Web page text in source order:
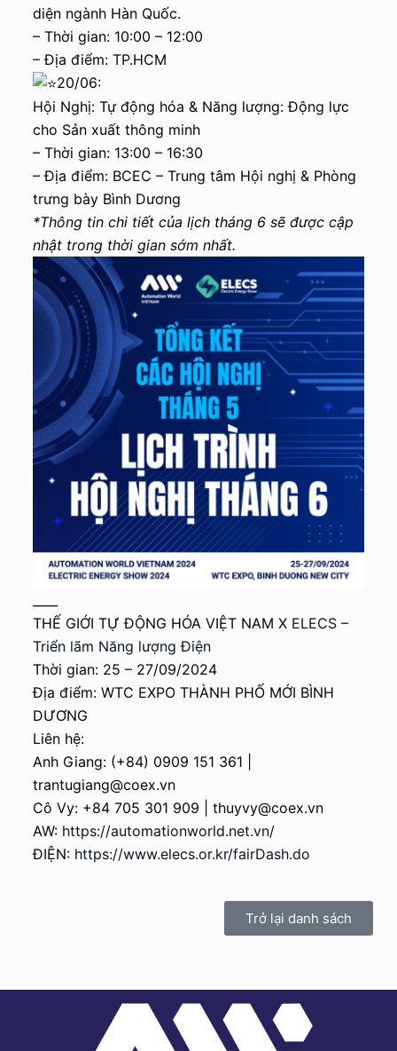
diện ngành Hàn Quốc.
– Thời gian: 10:00 – 12:00
– Địa điểm: TP.HCM
20/06:
Hội Nghị: Tự động hóa & Năng lượng: Động lực
cho Sản xuất thông minh
– Thời gian: 13:00 – 16:30
– Địa điểm: BCEC – Trung tâm Hội nghị & Phòng
trưng bày Bình Dương
*Thông tin chi tiết của lịch tháng 6 sẽ được cập
nhật trong thời gian sớm nhất.
THẾ GIỚI TỰ ĐỘNG HÓA VIỆT NAM X ELECS –
Triển lãm Năng lượng Điện
Thời gian: 25 – 27/09/2024
Địa điểm: WTC EXPO THÀNH PHỐ MỚI BÌNH
DƯƠNG
Liên hệ:
Anh Giang: (+84) 0909 151 361 |
trantugiang@coex.vn
Cô Vy: +84 705 301 909 | thuyvy@coex.vn
AW: https://automationworld.net.vn/
ĐIỆN: https://www.elecs.or.kr/fairDash.do
Trở lại danh sách